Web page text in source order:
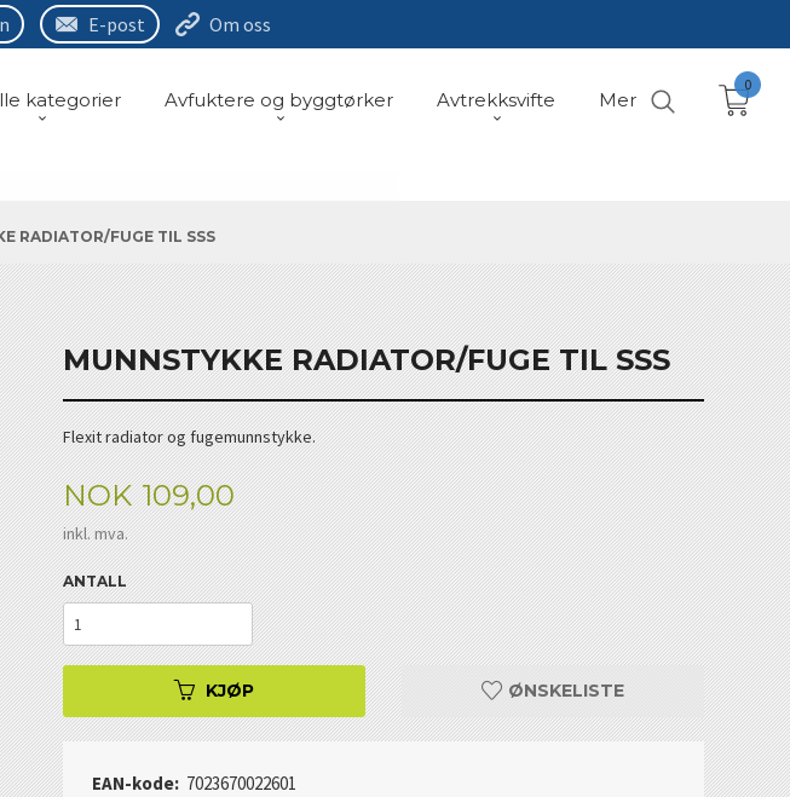
E-post Om oss
kategorier Avfuktere og byggtørker Avtrekksvifte Mer
0
RADIATOR/FUGE TIL SSS
MUNNSTYKKE RADIATOR/FUGE TIL SSS
Flexit radiator og fugemunnstykke.
Pris
NOK 109,00
inkl. mva.
ANTALL
KJØP ØNSKELISTE
EAN-kode: 7023670022601